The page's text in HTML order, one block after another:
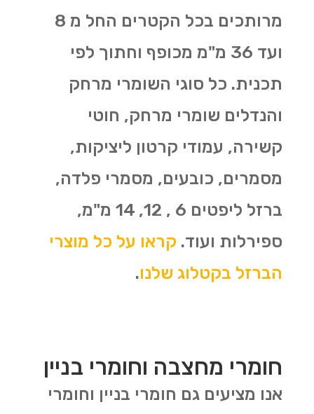
מרותכים בכל הקטרים החל מ 8
ועד 36 מ"מ מכופף וחתוך לפי
תכנית. כל סוגי השומרי מרחק
והנדלים שומרי מרחק, חוטי
קשירה, עמודי קרטון ליציקות,
מסמרים, כובעים, מסמרי פלדה,
ברזל ליפטים 6 , 12, 14 מ"מ,
ספירלות ועוד. קראו על כל מוצרי
הברזל בקטלוג שלנו.
חומרי מחצבה וחומרי בניין
אנו מציעים גם חומרי בניין וחומרי